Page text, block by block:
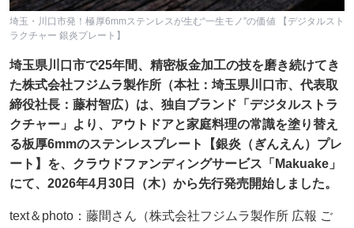
埼玉・川口市発！極厚6mmステンレスが生む“一生モノ”の価値 【デジタルスト
ラクチャー 銀炎プレート】
埼玉県川口市で25年間、精密板金加工の技を磨き続けてき
た株式会社フジムラ製作所（本社：埼玉県川口市、代表取
締役社長：藤村智広）は、独自ブランド「デジタルストラ
クチャー」より、アウトドアと家庭料理の常識を塗り替え
る板厚6mmのステンレスプレート【銀炎（ぎんえん）プレ
ート】を、クラウドファンディングサービス「Makuake」
にて、2026年4月30日（木）から先行発売開始しました。
text＆photo：藤間さん（株式会社フジムラ製作所 広報 ご